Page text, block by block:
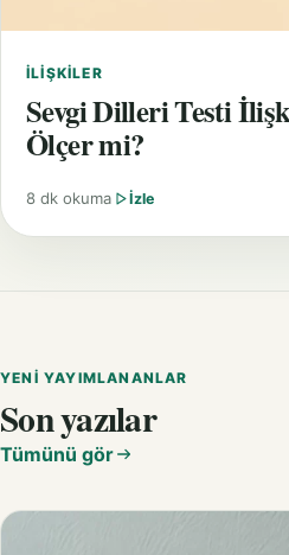
İLIŞKILER
Sevgi Dilleri Testi
Ölçer mi?
8 dk okuma İzle
YENI YAYIMLANANLAR
Son yazılar
Tümünü gör